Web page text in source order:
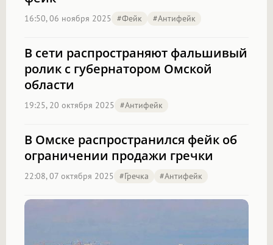
16:50, 06 ноября 2025 #фейк #антифейк
В сети распространяют фальшивый
ролик с губернатором Омской
области
19:25, 20 октября 2025 #антифейк
В Омске распространился фейк об
ограничении продажи гречки
22:08, 07 октября 2025 #гречка #антифейк